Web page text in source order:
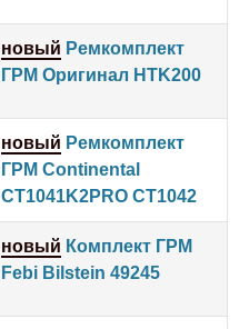
новый Ремкомплект
ГРМ Оригинал HTK200
новый Ремкомплект
ГРМ Continental
CT1041K2PRO CT1042
новый Комплект ГРМ
Febi Bilstein 49245